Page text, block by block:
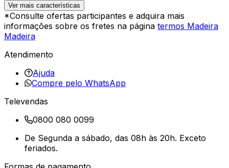
Ver mais características
*Consulte ofertas participantes e adquira mais
informações sobre os fretes na página termos Madeira
Madeira
Atendimento
Ajuda
Compre pelo WhatsApp
Televendas
0800 080 0099
De Segunda a sábado, das 08h às 20h. Exceto
feriados.